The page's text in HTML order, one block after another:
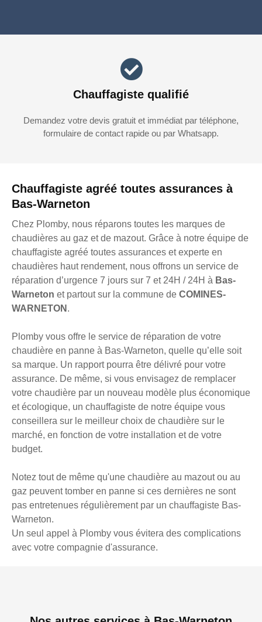
Chauffagiste agréé toutes assurances à
Bas-Warneton
Chez Plomby, nous réparons toutes les marques de
chaudières au gaz et de mazout. Grâce à notre équipe de
chauffagiste agréé toutes assurances et experte en
chaudières haut rendement, nous offrons un service de
réparation d’urgence 7 jours sur 7 et 24H / 24H à Bas-
Warneton et partout sur la commune de COMINES-
WARNETON .
Plomby vous offre le service de réparation de votre
chaudière en panne à Bas-Warneton, quelle qu’elle soit
sa marque. Un rapport pourra être délivré pour votre
assurance. De même, si vous envisagez de remplacer
votre chaudière par un nouveau modèle plus économique
et écologique, un chauffagiste de notre équipe vous
conseillera sur le meilleur choix de chaudière sur le
marché, en fonction de votre installation et de votre
budget.
Notez tout de même qu'une chaudière au mazout ou au
gaz peuvent tomber en panne si ces dernières ne sont
pas entretenues régulièrement par un chauffagiste Bas-
Warneton.
Un seul appel à Plomby vous évitera des complications
avec votre compagnie d'assurance.
Chauffagiste qualifié
Demandez votre devis gratuit et immédiat par téléphone,
formulaire de contact rapide ou par Whatsapp.